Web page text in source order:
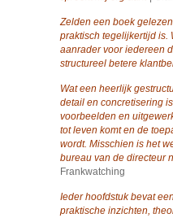
Zelden een boek
praktisch tegelijkertijd is.
aanrader voor iedereen
structureel betere
Wat een heerlijk
detail en concretisering
voorbeelden en
tot leven komt en de
wordt. Misschien is het
bureau van de directeur
Frankwatching
Ieder hoofdstuk bevat
praktische inzichten,